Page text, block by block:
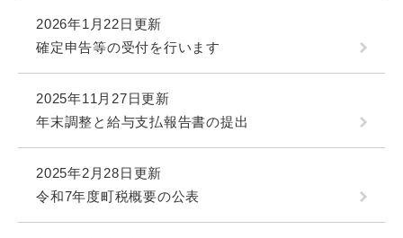
2026年1月22日更新
確定申告等の受付を行います
2025年11月27日更新
年末調整と給与支払報告書の提出
2025年2月28日更新
令和7年度町税概要の公表